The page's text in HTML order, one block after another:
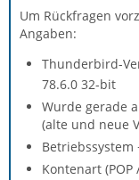
Um Rückfragen
Angaben:
Thunderbird-
78.6.0 32-bit
Wurde gerade
(alte und neue
Betriebssystem
Kontenart (POP